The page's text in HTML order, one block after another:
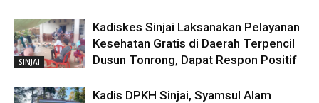
SINJAI
Kadiskes Sinjai Laksanakan Pelayanan
Kesehatan Gratis di Daerah Terpencil
Dusun Tonrong, Dapat Respon Positif
Kadis DPKH Sinjai, Syamsul Alam